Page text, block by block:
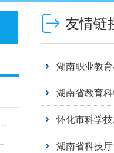
友情链
湖南职业教
湖南省教育
怀化市科学
湖南省科技厅